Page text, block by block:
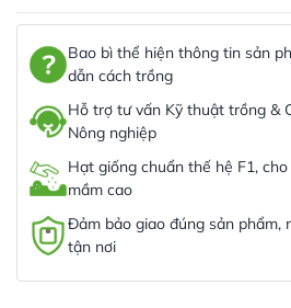
Bao bì thể hiện thông tin sản
dẫn cách trồng
Hỗ trợ tư vấn Kỹ thuật trồng &
Nông nghiệp
Hạt giống chuẩn thế hệ F1,
mầm cao
Đảm bảo giao đúng sản phẩm,
tận nơi